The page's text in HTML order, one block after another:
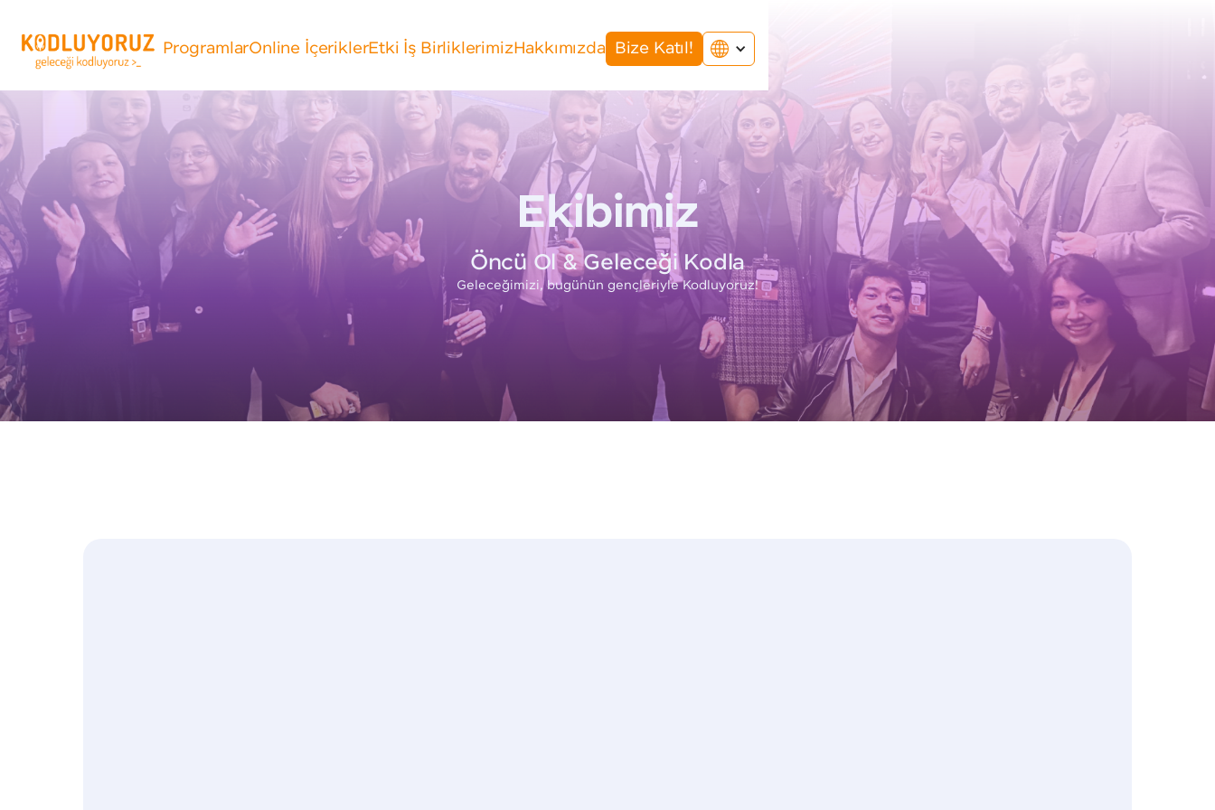
ProgramlarOnline İçeriklerEtki İş BirliklerimizHakkımızda Bize Katıl!
Ekibimiz
Öncü Ol & Geleceği Kodla
Geleceğimizi, bugünün gençleriyle Kodluyoruz!